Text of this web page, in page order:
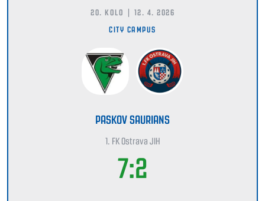
20. KOLO | 12. 4. 2026
CITY CAMPUS
PASKOV SAURIANS
1. FK Ostrava JIH
7:2